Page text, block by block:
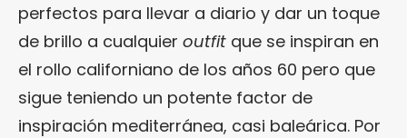
perfectos para llevar a diario y dar un toque
de brillo a cualquier outfit que se inspiran en
el rollo californiano de los años 60 pero que
sigue teniendo un potente factor de
inspiración mediterránea, casi baleárica. Por